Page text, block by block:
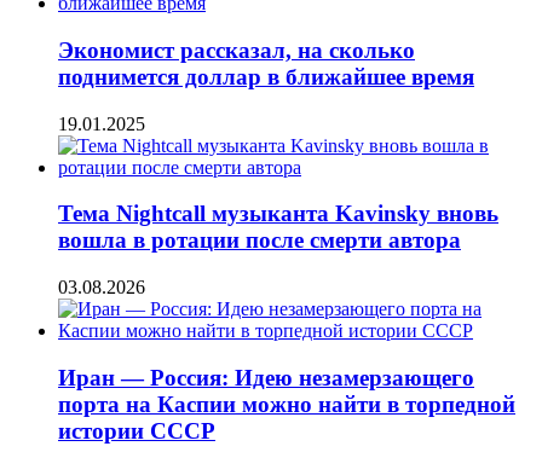
Экономист рассказал, на сколько
поднимется доллар в ближайшее время
19.01.2025
Тема Nightcall музыканта Kavinsky вновь
вошла в ротации после смерти автора
03.08.2026
Иран — Россия: Идею незамерзающего
порта на Каспии можно найти в торпедной
истории СССР